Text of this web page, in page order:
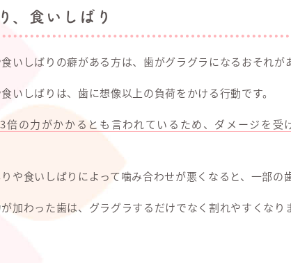
、食いしばり
いしばりの癖がある方は、歯がグラグラになるおそれが
いしばりは、歯に想像以上の負荷をかける行動です。
倍の力がかかるとも言われているため、ダメージを
や食いしばりによって噛み合わせが悪くなると、一部の
加わった歯は、グラグラするだけでなく割れやすくなり